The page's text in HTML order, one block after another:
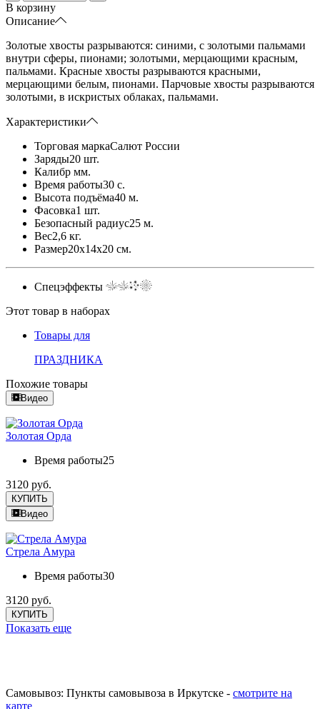
В корзину
Описание
Золотые хвосты разрываются: синими, с золотыми пальмами
внутри сферы, пионами; золотыми, мерцающими красным,
пальмами. Красные хвосты разрываются красными,
мерцающими белым, пионами. Парчовые хвосты разрываются
золотыми, в искристых облаках, пальмами.
Характеристики
Торговая маркаСалют России
Заряды20 шт.
Калибр мм.
Время работы30 с.
Высота подъёма40 м.
Фасовка1 шт.
Безопасный радиус25 м.
Вес2,6 кг.
Размер20x14x20 см.
Спецэффекты
Этот товар в наборах
Товары для
ПРАЗДНИКА
Похожие товары
Видео
Золотая Орда
Время работы25
3120 руб.
КУПИТЬ
Видео
Стрела Амура
Время работы30
3120 руб.
КУПИТЬ
Показать еще
Самовывоз: Пункты самовывоза в Иркутске - смотрите на
карте